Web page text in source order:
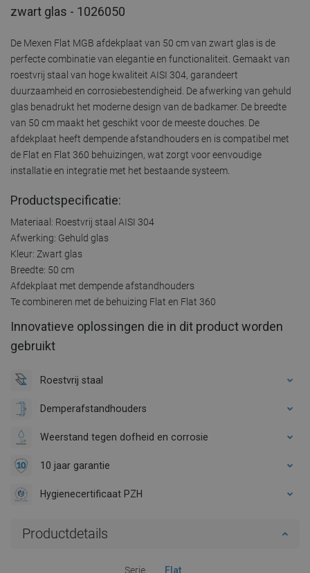
zwart glas - 1026050
De Mexen Flat MGB afdekplaat van 50 cm van zwart glas is de
perfecte combinatie van elegantie en functionaliteit. Gemaakt van
roestvrij staal van hoge kwaliteit AISI 304, garandeert
duurzaamheid en corrosiebestendigheid. De afwerking van gehuld
glas benadrukt het moderne design van de badkamer. De breedte
van 50 cm maakt het geschikt voor de meeste douches. De
afdekplaat heeft dempende afstandhouders en is compatibel met
de Flat en Flat 360 behuizingen, wat zorgt voor eenvoudige
installatie en integratie met het bestaande systeem.
Productspecificatie:
Materiaal: Roestvrij staal AISI 304
Afwerking: Gehuld glas
Kleur: Zwart glas
Breedte: 50 cm
Afdekplaat met dempende afstandhouders
Te combineren met de behuizing Flat en Flat 360
Innovatieve oplossingen die in dit product worden
gebruikt
Roestvrij staal
Demperafstandhouders
Weerstand tegen dofheid en corrosie
10 jaar garantie
Hygienecertificaat PZH
Productdetails
Serie Flat